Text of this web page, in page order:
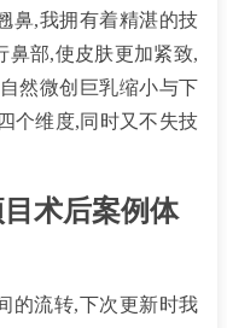
鼻,我拥有着精湛的技
鼻部,使皮肤更加紧致,
然微创巨乳缩小与下
个维度,同时又不失技
术后案例体
的流转,下次更新时我